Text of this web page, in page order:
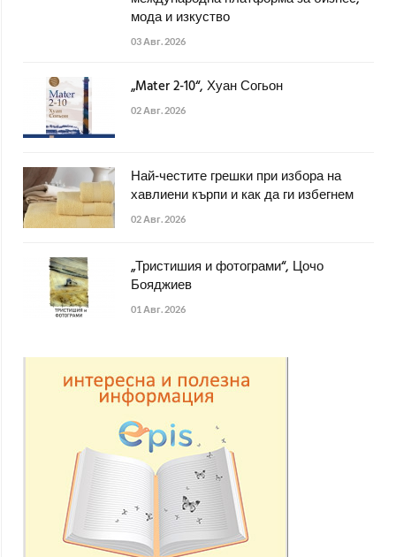
мода и изкуство
03 Авг. 2026
„Mater 2-10“, Хуан Согьон
02 Авг. 2026
Най-честите грешки при избора на
хавлиени кърпи и как да ги избегнем
02 Авг. 2026
„Тристишия и фотограми“, Цочо
Бояджиев
01 Авг. 2026